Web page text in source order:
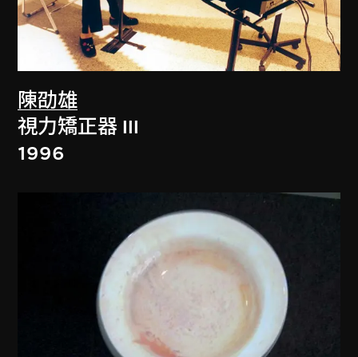
陳劭雄
視力矯正器 III
1996